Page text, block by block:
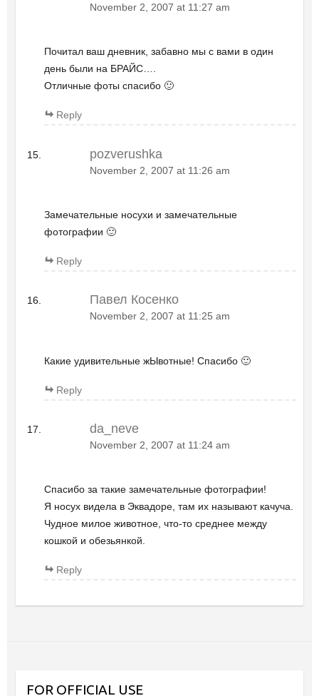
November 2, 2007 at 11:27 am
Почитал ваш дневник, забавно мы с вами в один
день были на БРАЙС….
Отличные фоты спасибо 🙂
Reply
pozverushka
November 2, 2007 at 11:26 am
Замечательные носухи и замечательные
фотографии 🙂
Reply
Павел Косенко
November 2, 2007 at 11:25 am
Какие удивительные жЫвотные! Спасибо 🙂
Reply
da_neve
November 2, 2007 at 11:24 am
Спасибо за такие замечательные фотографии!
Я носух видела в Эквадоре, там их называют качуча.
Чудное милое животное, что-то среднее между
кошкой и обезьянкой.
Reply
FOR OFFICIAL USE